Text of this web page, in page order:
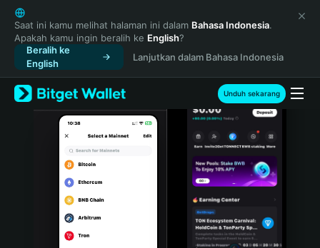
English
日本語
Tiếng Việt
Русский
Español (Latinoamérica)
Türkçe
Italiano
Português (Portugal)
Bahasa Indonesia
Saat ini kamu melihat halaman ini dalam Bahasa Indonesia.
Apakah kamu ingin beralih ke English?
Beralih ke
English
Lanjutkan dalam Bahasa Indonesia
Unduh sekarang